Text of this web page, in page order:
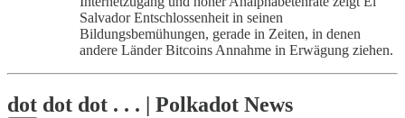
Salvador Entschlossenheit in seinen
Bildungsbemühungen, gerade in Zeiten, in denen
andere Länder Bitcoins Annahme in Erwägung ziehen.
dot dot dot . . . | Polkadot News